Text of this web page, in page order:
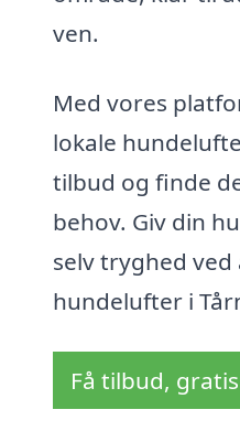
ven.
Med vores
lokale
tilbud og finde
behov. Giv din
selv tryghed
hundelufter i
Få tilbud,